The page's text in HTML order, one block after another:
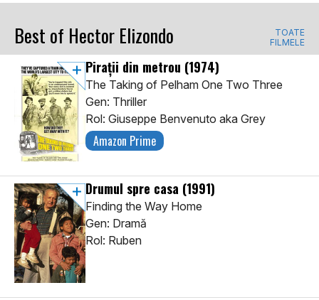
Best of Hector Elizondo
TOATE
FILMELE
Piraţii din metrou (1974)
The Taking of Pelham One Two Three
Gen: Thriller
Rol: Giuseppe Benvenuto aka Grey
Amazon Prime
Drumul spre casa (1991)
Finding the Way Home
Gen: Dramă
Rol: Ruben